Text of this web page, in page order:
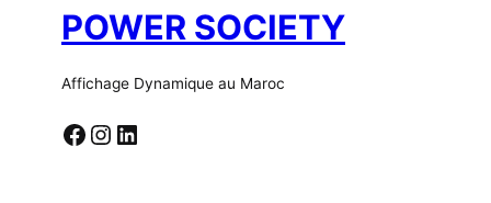
POWER SOCIETY
Affichage Dynamique au Maroc
Facebook Instagram LinkedIn